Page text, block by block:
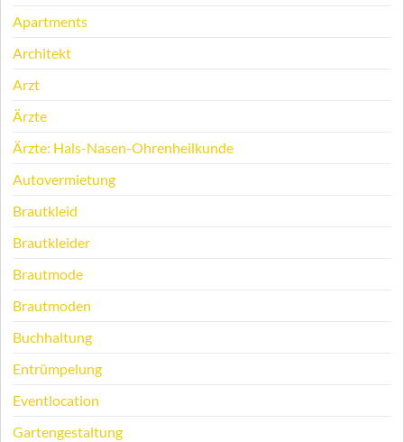
Apartments
Architekt
Arzt
Ärzte
Ärzte: Hals-Nasen-Ohrenheilkunde
Autovermietung
Brautkleid
Brautkleider
Brautmode
Brautmoden
Buchhaltung
Entrümpelung
Eventlocation
Gartengestaltung